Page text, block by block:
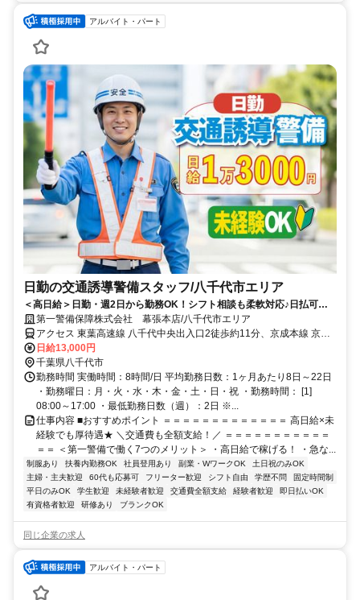
アルバイト・パート
日勤の交通誘導警備スタッフ/八千代市エリア
＜高日給＞日勤・週2日から勤務OK！シフト相談も柔軟対応♪日払可◎
未経験歓迎★
第一警備保障株式会社 幕張本店/八千代市エリア
アクセス 東葉高速線 八千代中央出入口2徒歩約11分、京成本線 京成
大和田北口徒歩約19分、東葉高速線 村上（千葉県）徒歩約22分 直行
直帰OK＊交通費全額支給＊
日給13,000円
千葉県八千代市
勤務時間 実働時間：8時間/日 平均勤務日数：1ヶ月あたり8日～22日
・勤務曜日：月・火・水・木・金・土・日・祝 ・勤務時間： [1]
08:00～17:00 ・最低勤務日数（週）：2日 ※...
仕事内容 ■おすすめポイント ＝＝＝＝＝＝＝＝＝＝＝＝＝ 高日給×未
経験でも厚待遇★ ＼交通費も全額支給！／ ＝＝＝＝＝＝＝＝＝＝＝
＝＝ ＜第一警備で働く7つのメリット＞ ・高日給で稼げる！ ・急な...
制服あり 扶養内勤務OK 社員登用あり 副業・WワークOK
土日祝のみOK
主婦・主夫歓迎
60代も応募可 フリーター歓迎 シフト自由 学歴不問
固定時間制
平日のみOK
学生歓迎 未経験者歓迎 交通費全額支給 経験者歓迎
即日払いOK
有資格者歓迎
研修あり ブランクOK
同じ企業の求人
アルバイト・パート